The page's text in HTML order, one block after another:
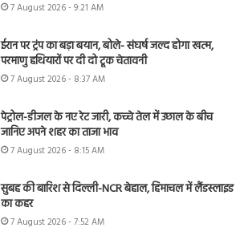
7 August 2026 - 9:21 AM
ईरान पर ट्रंप का बड़ा बयान, बोले- संघर्ष जल्द होगा खत्म,
परमाणु हथियारों पर दी दो टूक चेतावनी
7 August 2026 - 8:37 AM
पेट्रोल-डीजल के नए रेट जारी, कच्चे तेल में उछाल के बीच
जानिए अपने शहर का ताजा भाव
7 August 2026 - 8:15 AM
सुबह की बारिश से दिल्ली-NCR बेहाल, हिमाचल में लैंडस्लाइड
का कहर
7 August 2026 - 7:52 AM